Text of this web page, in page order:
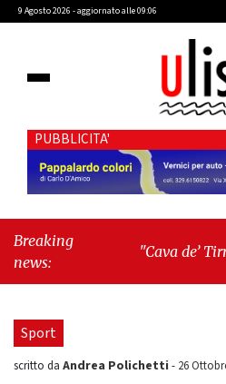
9 Agosto 2026 - aggiornato alle 09:06
PUBBLICITA'
Breaking
news:
"Cava de’ Tirreni,
Sport
scritto da Andrea Polichetti - 26